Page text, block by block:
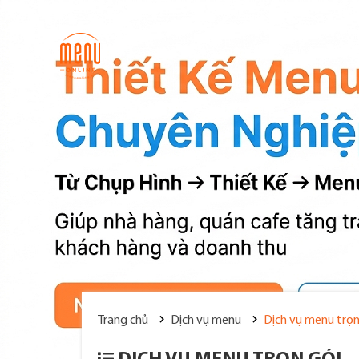
Trang chủ Dịch vụ menu Dịch vụ menu